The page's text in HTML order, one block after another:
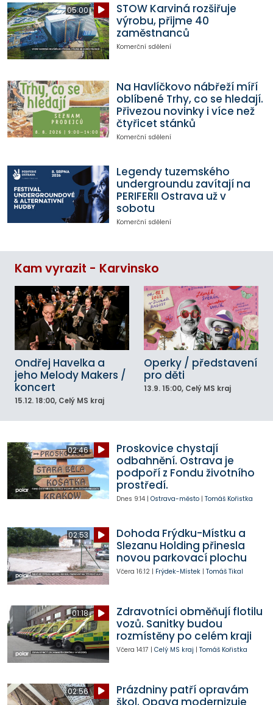
05:00
STOW Karviná rozšiřuje
výrobu, přijme 40
zaměstnanců
Komerční sdělení
Na Havlíčkovo nábřeží míří
oblíbené Trhy, co se hledají.
Přivezou novinky i více než
čtyřicet stánků
Komerční sdělení
Legendy tuzemského
undergroundu zavítají na
PERIFERII Ostrava už v
sobotu
Komerční sdělení
Kam vyrazit - Karvinsko
Ondřej Havelka a
jeho Melody Makers /
koncert
15.12. 18:00, Celý MS kraj
Operky / představení
pro děti
13.9. 15:00, Celý MS kraj
02:46
Proskovice chystají
odbahnění. Ostrava je
podpoří z Fondu životního
prostředí.
Dnes 9:14| Ostrava-město| Tomáš Kořistka
02:53
Dohoda Frýdku-Místku a
Slezanu Holding přinesla
novou parkovací plochu
Včera 16:12| Frýdek-Místek| Tomáš Tikal
01:18
Zdravotníci obměňují flotilu
vozů. Sanitky budou
rozmístěny po celém kraji
Včera 14:17 | Celý MS kraj | Tomáš Kořistka
02:56
Prázdniny patří opravám
škol. Opava modernizuje